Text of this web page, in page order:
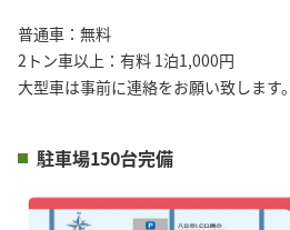
普通車：無料
2トン車以上：有料 1泊1,000円
大型車は事前に連絡をお願い致します。
駐車場150台完備